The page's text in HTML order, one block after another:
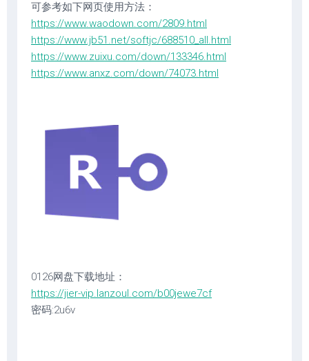
可参考如下网页使用方法：
https://www.waodown.com/2809.html
https://www.jb51.net/softjc/688510_all.html
https://www.zuixu.com/down/133346.html
https://www.anxz.com/down/74073.html
0126网盘下载地址：
https://jier-vip.lanzoul.com/b00jewe7cf
密码:2u6v